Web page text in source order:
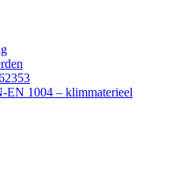
EN 1004 – klimmaterieel